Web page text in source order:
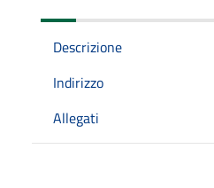
Descrizione
Indirizzo
Allegati